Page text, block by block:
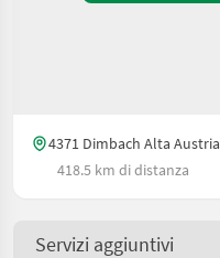
4371 Dimbach Alta Austria
418.5 km di distanza
Servizi aggiuntivi